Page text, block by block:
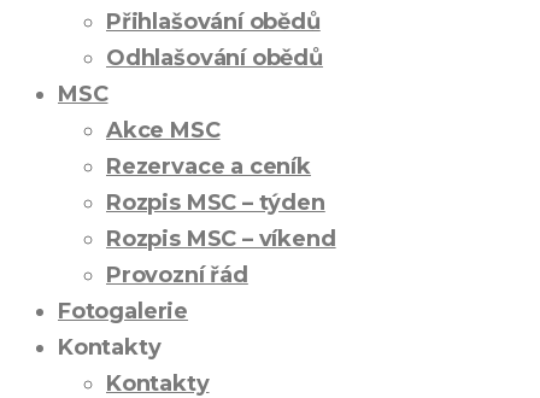
Přihlašování obědů
Odhlašování obědů
MSC
Akce MSC
Rezervace a ceník
Rozpis MSC – týden
Rozpis MSC – víkend
Provozní řád
Fotogalerie
Kontakty
Kontakty